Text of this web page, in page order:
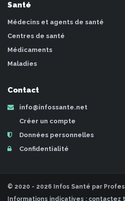
Santé
Médecins et agents de santé
Centres de santé
Médicaments
Maladies
Contact
info@infossante.net
Créer un compte
Données personnelles
Confidentialité
© 2020 - 2026 Infos Santé par
Informations indicatives : contactez